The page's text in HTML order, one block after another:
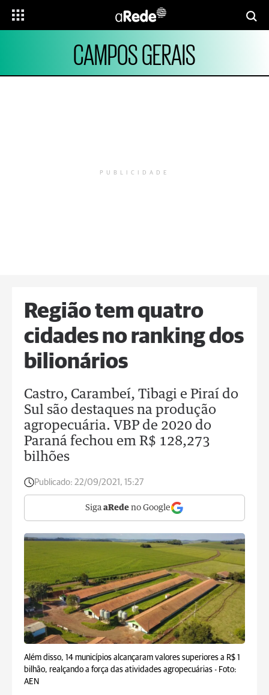
CAMPOS GERAIS
PUBLICIDADE
Região tem quatro
cidades no ranking dos
bilionários
Castro, Carambeí, Tibagi e Piraí do
Sul são destaques na produção
agropecuária. VBP de 2020 do
Paraná fechou em R$ 128,273
bilhões
Publicado: 22/09/2021, 15:27
Siga aRede no Google
Além disso, 14 municípios alcançaram valores superiores a R$ 1
bilhão, realçando a força das atividades agropecuárias - Foto:
AEN